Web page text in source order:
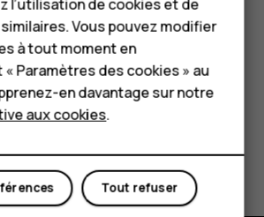
cela utile?
l’utilisation de cookies et de
Vous pouvez modifier
à tout moment en
Paramètres des cookies » au
en davantage sur notre
aux cookies.
Tout refuser